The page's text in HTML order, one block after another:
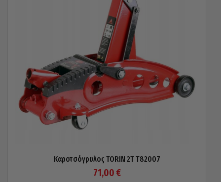
Καροτσόγρυλος TORIN 2T T82007
71,00 €